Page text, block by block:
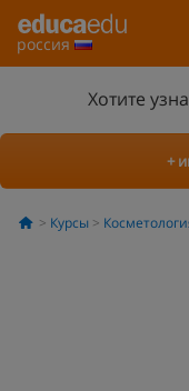
россия
Хотите
+
Курсы